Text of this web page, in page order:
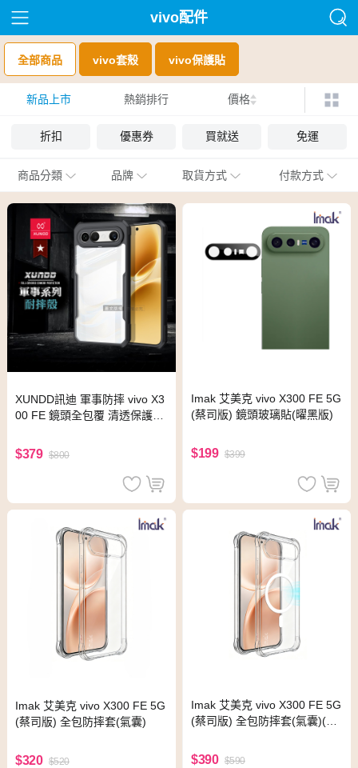
vivo配件
全部商品 vivo套殼 vivo保護貼
新品上市 熱銷排行 價格
折扣 優惠券 買就送 免運
商品分類 品牌 取貨方式 付款方式
XUNDD訊迪 軍事防摔 vivo X3
00 FE 鏡頭全包覆 清透保護殼
$379 $800
Imak 艾美克 vivo X300 FE 5G
(蔡司版) 鏡頭玻璃貼(曜黑版)
$199 $399
Imak 艾美克 vivo X300 FE 5G
(蔡司版) 全包防摔套(氣囊)
$320 $520
Imak 艾美克 vivo X300 FE 5G
(蔡司版) 全包防摔套(氣囊)(磁
$390 $590